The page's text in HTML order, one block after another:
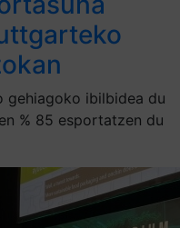
gehiagoko ibilbidea du
% 85 esportatzen du